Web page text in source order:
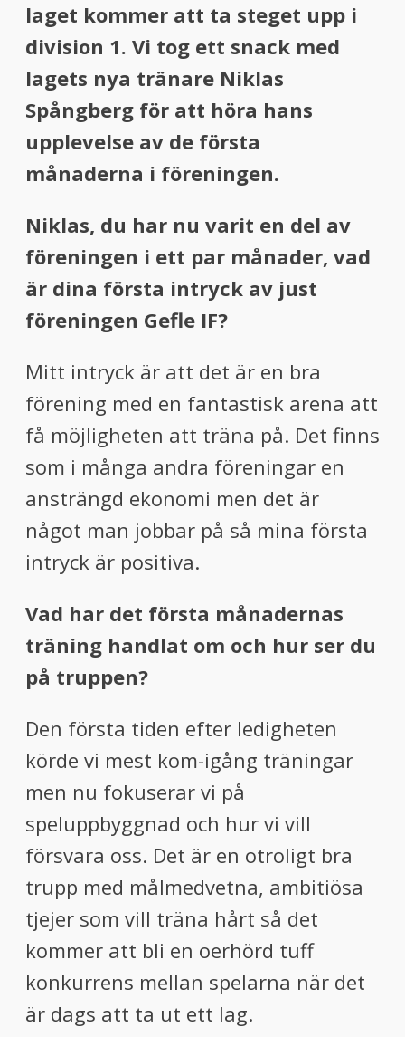
laget kommer att ta steget upp i
division 1. Vi tog ett snack med
lagets nya tränare Niklas
Spångberg för att höra hans
upplevelse av de första
månaderna i föreningen.
Niklas, du har nu varit en del av
föreningen i ett par månader, vad
är dina första intryck av just
föreningen Gefle IF?
Mitt intryck är att det är en bra
förening med en fantastisk arena att
få möjligheten att träna på. Det finns
som i många andra föreningar en
ansträngd ekonomi men det är
något man jobbar på så mina första
intryck är positiva.
Vad har det första månadernas
träning handlat om och hur ser du
på truppen?
Den första tiden efter ledigheten
körde vi mest kom-igång träningar
men nu fokuserar vi på
speluppbyggnad och hur vi vill
försvara oss. Det är en otroligt bra
trupp med målmedvetna, ambitiösa
tjejer som vill träna hårt så det
kommer att bli en oerhörd tuff
konkurrens mellan spelarna när det
är dags att ta ut ett lag.